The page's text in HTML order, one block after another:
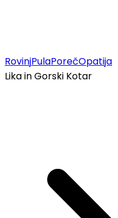
RovinjPulaPorečOpatija
Lika in Gorski Kotar